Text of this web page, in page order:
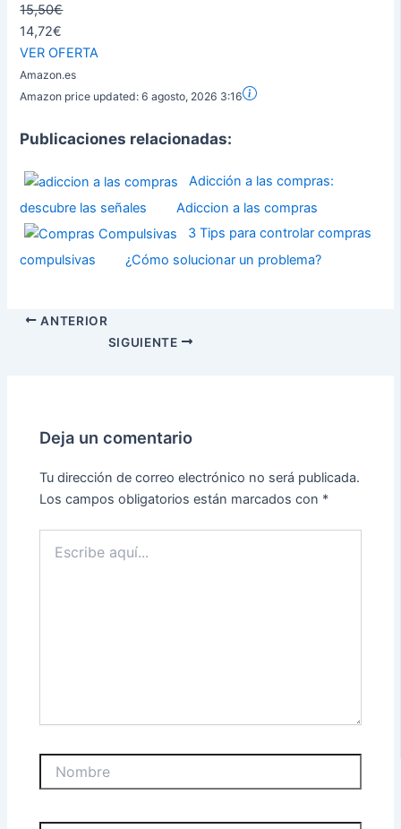
15,50€
14,72€
VER OFERTA
Amazon.es
Amazon price updated:6 agosto, 2026 3:16
Publicaciones relacionadas:
Adicción a las compras:
descubre las señales
Adiccion a las compras
3 Tips para controlar compras
compulsivas
¿Cómo solucionar un problema?
ANTERIOR
SIGUIENTE
Deja un comentario
Tu dirección de correo electrónico no será publicada.
Los campos obligatorios están marcados con *
aquí...